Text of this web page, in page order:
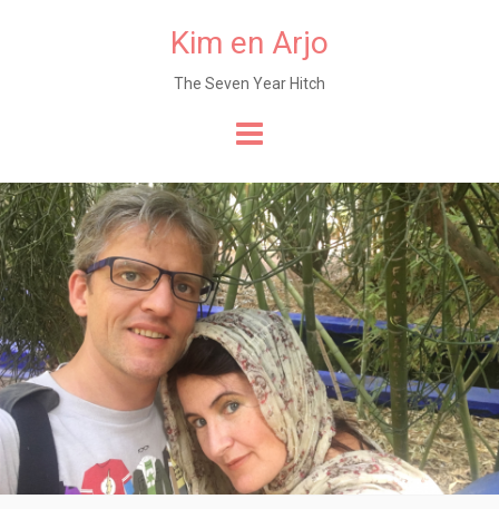
Kim en Arjo
The Seven Year Hitch
de
content